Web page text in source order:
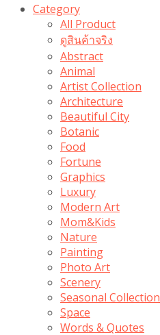
Category
All Product
ดูสินค้าจริง
Abstract
Animal
Artist Collection
Architecture
Beautiful City
Botanic
Food
Fortune
Graphics
Luxury
Modern Art
Mom&Kids
Nature
Painting
Photo Art
Scenery
Seasonal Collection
Space
Words & Quotes